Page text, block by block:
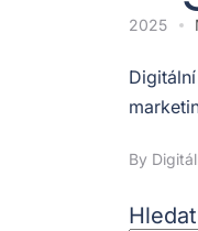
2025
By
Hledat